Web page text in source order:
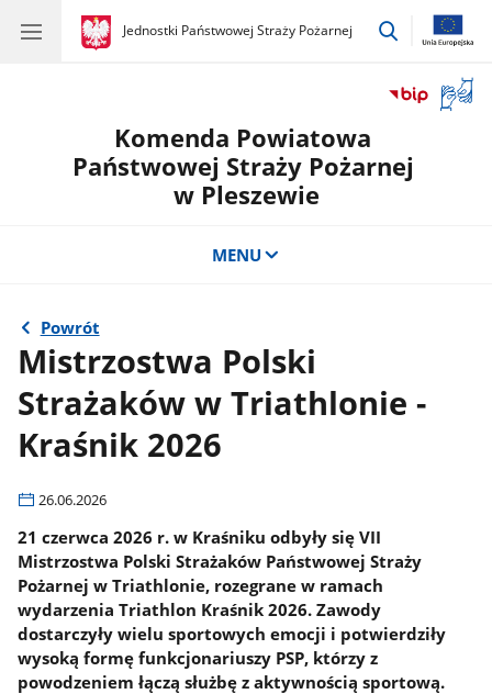
gov.pl
Jednostki Państwowej Straży Pożarnej
gov.pl
Jednostki
przejdź
okno
Komenda Powiatowa
Państwowej Straży Pożarnej
w Pleszewie
MENU
Powrót
Mistrzostwa Polski
Strażaków w Triathlonie -
Kraśnik 2026
26.06.2026
21 czerwca 2026 r. w Kraśniku odbyły się VII
Mistrzostwa Polski Strażaków Państwowej Straży
Pożarnej w Triathlonie, rozegrane w ramach
wydarzenia Triathlon Kraśnik 2026. Zawody
dostarczyły wielu sportowych emocji i potwierdziły
wysoką formę funkcjonariuszy PSP, którzy z
powodzeniem łączą służbę z aktywnością sportową.